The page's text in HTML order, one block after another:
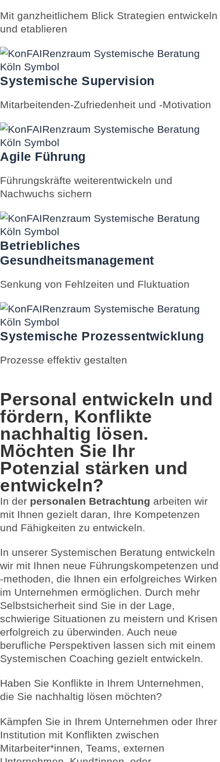
Mit ganzheitlichem Blick Strategien entwickeln
und etablieren
Systemische Supervision
Mitarbeitenden-Zufriedenheit und -Motivation
Agile Führung
Führungskräfte weiterentwickeln und
Nachwuchs sichern
Betriebliches
Gesundheitsmanagement
Senkung von Fehlzeiten und Fluktuation
Systemische Prozessentwicklung
Prozesse effektiv gestalten
Personal entwickeln und
fördern, Konflikte
nachhaltig lösen.
Möchten Sie Ihr
Potenzial stärken und
entwickeln?
In der personalen Betrachtung arbeiten wir
mit Ihnen gezielt daran, Ihre Kompetenzen
und Fähigkeiten zu entwickeln.
In unserer Systemischen Beratung entwickeln
wir mit Ihnen neue Führungskompetenzen und
-methoden, die Ihnen ein erfolgreiches Wirken
im Unternehmen ermöglichen. Durch mehr
Selbstsicherheit sind Sie in der Lage,
schwierige Situationen zu meistern und Krisen
erfolgreich zu überwinden. Auch neue
berufliche Perspektiven lassen sich mit einem
Systemischen Coaching gezielt entwickeln.
Haben Sie Konflikte in Ihrem Unternehmen,
die Sie nachhaltig lösen möchten?
Kämpfen Sie in Ihrem Unternehmen oder Ihrer
Institution mit Konflikten zwischen
Mitarbeiter*innen, Teams, externen